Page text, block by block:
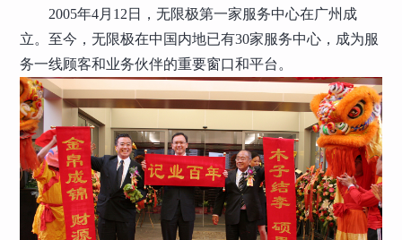
2005年4月12日，无限极第一家服务中心在广州成
立。至今，无限极在中国内地已有30家服务中心，成为服
务一线顾客和业务伙伴的重要窗口和平台。